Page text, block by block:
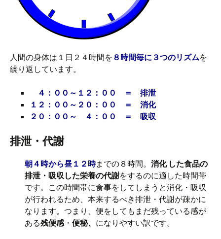
人間の身体は１日２４時間を ８時間毎に３つのリズムを
繰り返しています。
４：００～１２：００ ＝ 排泄
１２：００～２０：００ ＝ 消化
２０：００～ ４：００ ＝ 吸収
排泄・代謝
朝４時から昼１２時までの８時間。 消化 した食品の
排泄・吸収した栄養の代謝をするのに適した時間帯
です。この時間帯に食事をしてしまうと消化・吸収
が行われるため、本来するべき排泄・代謝が疎かに
なります。つまり、便をしてもまだ残っている感が
ある残便感・ 便秘、 になりやすい訳です。